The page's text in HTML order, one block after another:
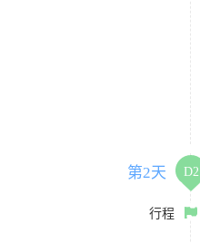
第2天 D2
行程